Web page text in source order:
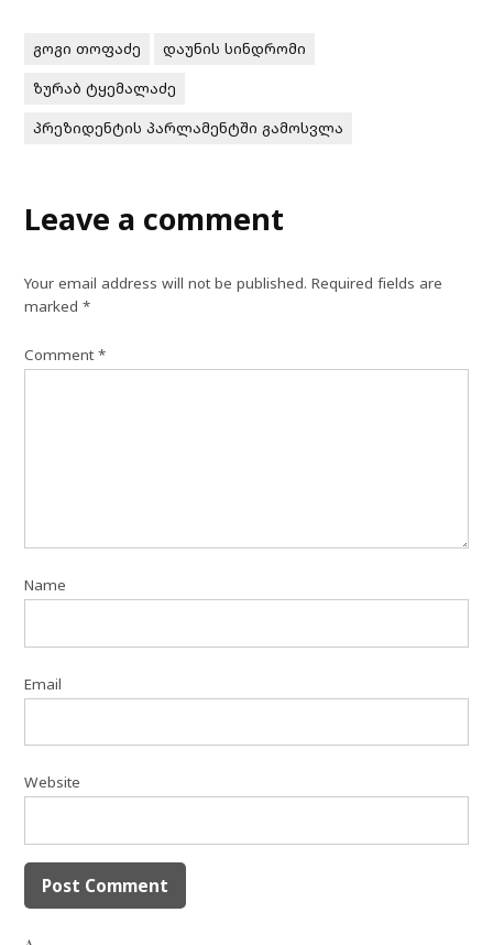
გოგი თოფაძე
დაუნის სინდრომი
ზურაბ ტყემალაძე
პრეზიდენტის პარლამენტში გამოსვლა
Leave a comment
Your email address will not be published. Required fields are
marked*
Comment*
Name
Email
Website